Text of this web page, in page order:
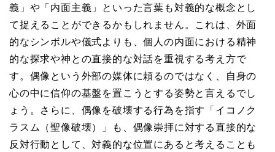
義」や「内面主義」といった言葉も対義的な概念とし
て捉えることができるかもしれません。これは、外面
的なシンボルや儀式よりも、個人の内面における精神
的な探求や神との直接的な対話を重視する考え方で
す。偶像という外部の媒体に頼るのではなく、自身の
心の中に信仰の基盤を置こうとする姿勢と言えるでし
ょう。さらに、偶像を破壊する行為を指す「イコノク
ラスム（聖像破壊）」も、偶像崇拝に対する直接的な
反対行動として、対義的な位置にあると考えることも